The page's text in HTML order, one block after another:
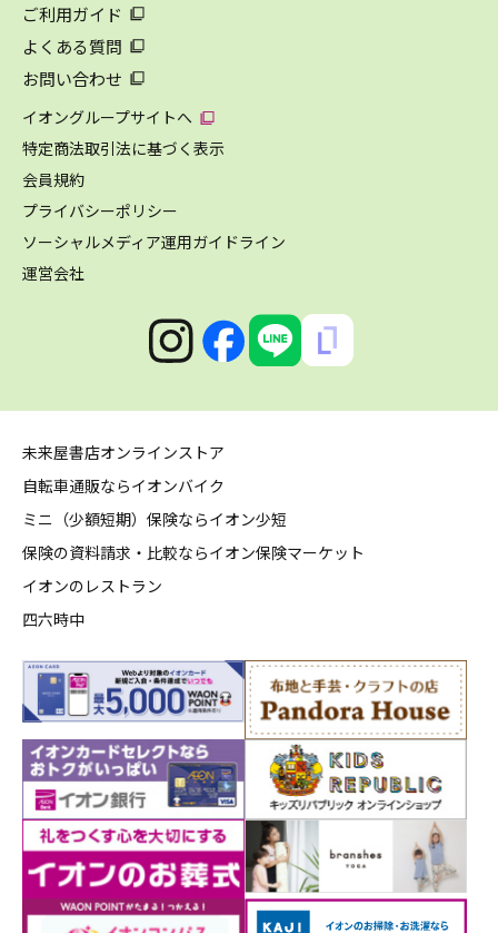
ご利用ガイド
よくある質問
お問い合わせ
イオングループサイトへ
特定商法取引法に基づく表示
会員規約
プライバシーポリシー
ソーシャルメディア運用ガイドライン
運営会社
未来屋書店オンラインストア
自転車通販ならイオンバイク
ミニ（少額短期）保険ならイオン少短
保険の資料請求・比較ならイオン保険マーケット
イオンのレストラン
四六時中